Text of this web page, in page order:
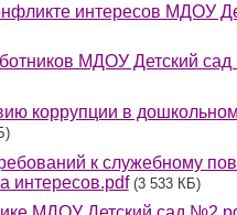
интересов МДОУ
МДОУ Детский
коррупции в дошкольном
к служебному
интересов.pdf (3 533 КБ)